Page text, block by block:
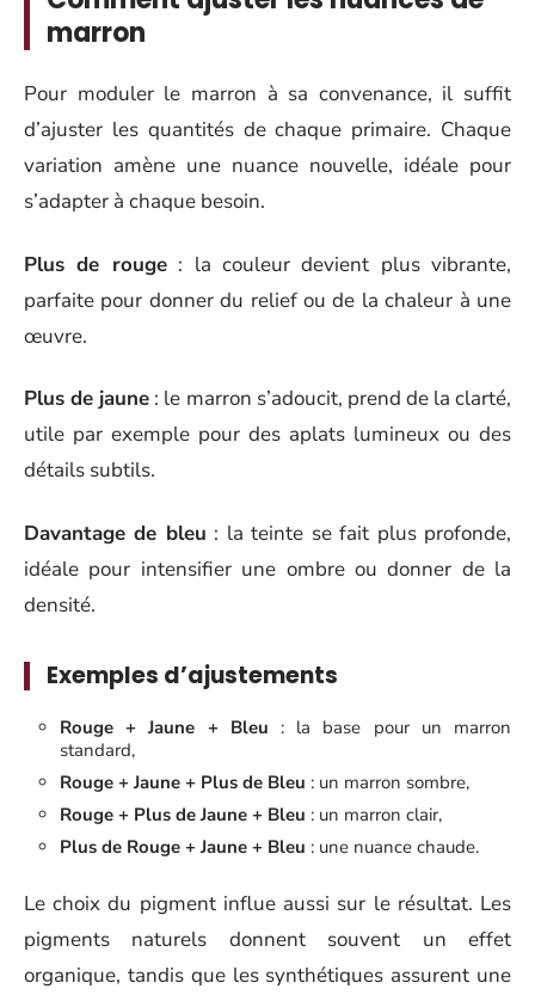
marron
Pour moduler le marron à sa convenance, il suffit
d’ajuster les quantités de chaque primaire. Chaque
variation amène une nuance nouvelle, idéale pour
s’adapter à chaque besoin.
Plus de rouge: la couleur devient plus vibrante,
parfaite pour donner du relief ou de la chaleur à une
œuvre.
Plus de jaune : le marron s’adoucit, prend de la clarté,
utile par exemple pour des aplats lumineux ou des
détails subtils.
Davantage de bleu : la teinte se fait plus profonde,
idéale pour intensifier une ombre ou donner de la
densité.
Exemples d’ajustements
Rouge + Jaune + Bleu : la base pour un marron
standard,
Rouge + Jaune + Plus de Bleu : un marron sombre,
Rouge + Plus de Jaune + Bleu : un marron clair,
Plus de Rouge + Jaune + Bleu : une nuance chaude.
Le choix du pigment influe aussi sur le résultat. Les
pigments naturels donnent souvent un effet
organique, tandis que les synthétiques assurent une